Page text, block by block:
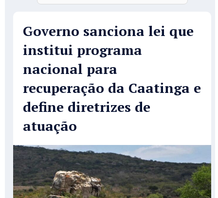
Governo sanciona lei que
institui programa
nacional para
recuperação da Caatinga e
define diretrizes de
atuação